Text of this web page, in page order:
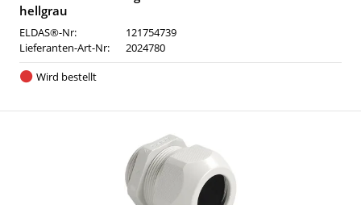
hellgrau
ELDAS®-Nr:
121754739
Lieferanten-Art-Nr:
2024780
Wird bestellt